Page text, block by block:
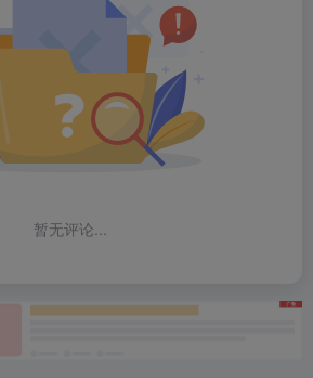
暂无评论...